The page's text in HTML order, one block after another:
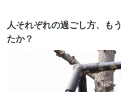
人それぞれの過ごし方、も
たか？